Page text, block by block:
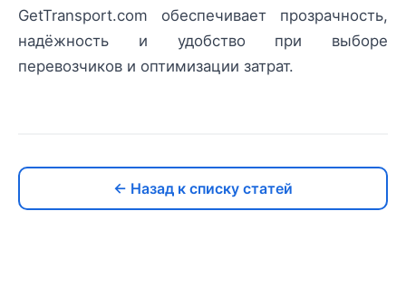
GetTransport.com обеспечивает прозрачность,
надёжность и удобство при выборе
перевозчиков и оптимизации затрат.
← Назад к списку статей